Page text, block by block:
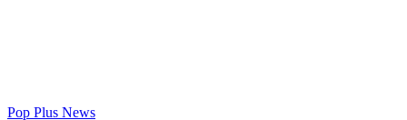
Pop Plus News